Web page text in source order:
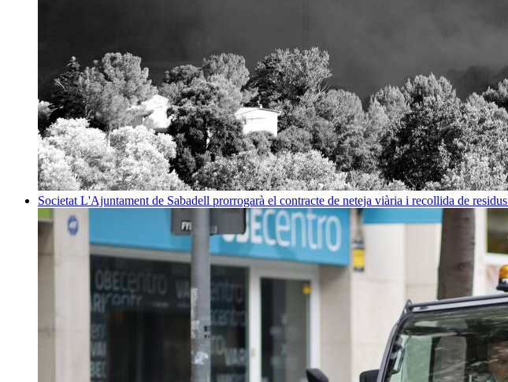
Societat L'Ajuntament de Sabadell prorrogarà el contracte de neteja viària i recollida de residus